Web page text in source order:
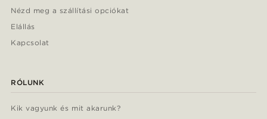
Nézd meg a szállítási opciókat
Elállás
Kapcsolat
RÓLUNK
Kik vagyunk és mit akarunk?